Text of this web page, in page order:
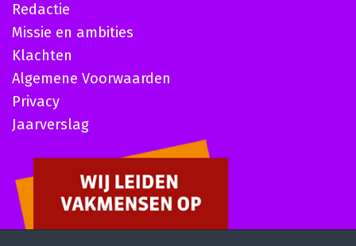
Redactie
Missie en ambities
Klachten
Algemene Voorwaarden
Privacy
Jaarverslag